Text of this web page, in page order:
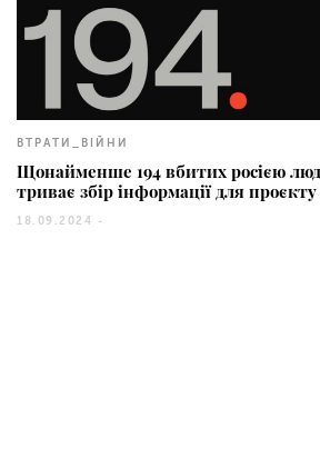
ВТРАТИ_ВІЙНИ
Щонайменше 194 вбитих росією
триває збір інформації для
18.09.2024 -